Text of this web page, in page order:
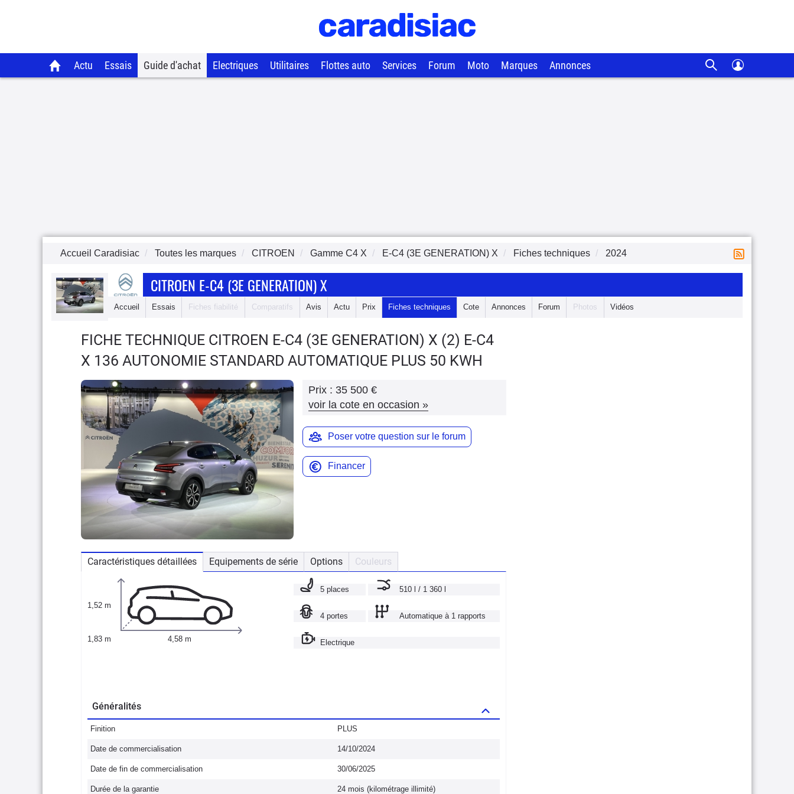
Actu Essais Guide d'achat Electriques Utilitaires Flottes auto Services Forum Moto Marques Annonces
Accueil Caradisiac Toutes les marques CITROEN Gamme C4 X E-C4 (3E GENERATION) X Fiches techniques 2024
CITROEN E-C4 (3E GENERATION) X
Accueil Essais Fiches fiabilité Comparatifs Avis Actu Prix Fiches techniques Cote Annonces Forum Photos Vidéos
FICHE TECHNIQUE CITROEN E-C4 (3E GENERATION) X (2) E-C4
X 136 AUTONOMIE STANDARD AUTOMATIQUE PLUS 50 KWH
Prix : 35 500 €
voir la cote en occasion »
Poser votre question sur le forum
Financer
Caractéristiques détaillées Equipements de série Options Couleurs
1,52 m
1,83 m 4,58 m
5 places 510 l / 1 360 l
4 portes Automatique à 1 rapports
Electrique
Généralités
Finition PLUS
Date de commercialisation 14/10/2024
Date de fin de commercialisation 30/06/2025
Durée de la garantie 24 mois (kilométrage illimité)